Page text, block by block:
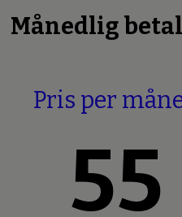
Månedlig
Pris per
55